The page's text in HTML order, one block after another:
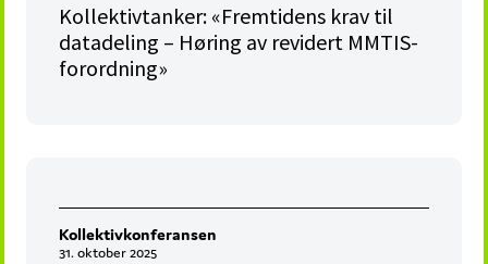
Kollektivtanker: «Fremtidens krav til
datadeling – Høring av revidert MMTIS-
forordning»
Kollektivkonferansen
31. oktober 2025